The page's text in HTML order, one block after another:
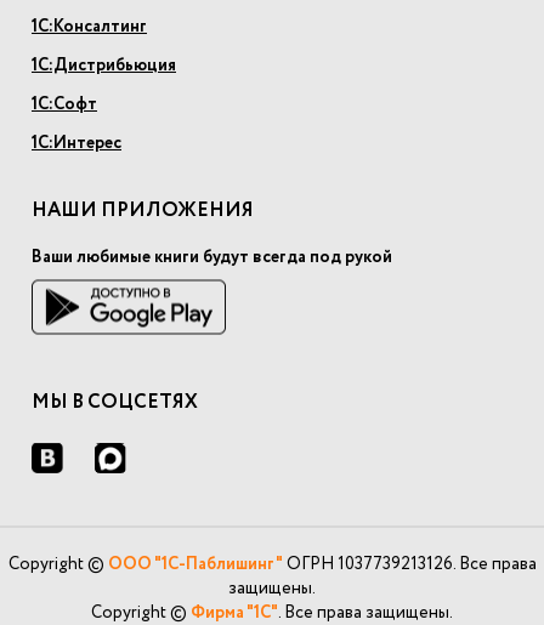
1С:Консалтинг
1С:Дистрибьюция
1С:Софт
1С:Интерес
НАШИ ПРИЛОЖЕНИЯ
Ваши любимые книги будут всегда под рукой
МЫ В СОЦСЕТЯХ
Copyright © ООО "1С-Паблишинг" ОГРН 1037739213126. Все права
защищены.
Copyright © Фирма "1С". Все права защищены.